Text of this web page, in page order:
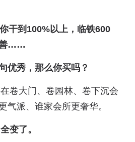
干到100%以上，临铁600
善……
优秀，那么你买吗？
卷大门、卷园林、卷下沉会
气派、谁家会所更奢华。
变了。